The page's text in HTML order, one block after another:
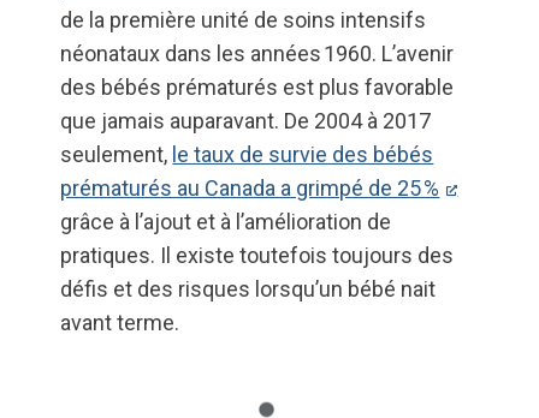
de la première unité de soins intensifs
néonataux dans les années 1960. L’avenir
des bébés prématurés est plus favorable
que jamais auparavant. De 2004 à 2017
seulement, le taux de survie des bébés
prématurés au Canada a grimpé de 25 %
grâce à l’ajout et à l’amélioration de
pratiques. Il existe toutefois toujours des
défis et des risques lorsqu’un bébé nait
avant terme.